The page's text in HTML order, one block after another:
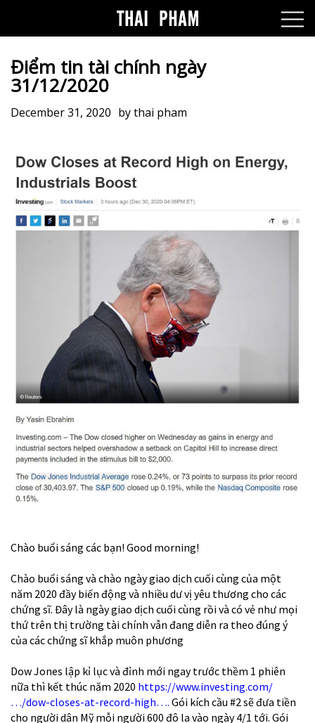
Điểm tin tài chính ngày
31/12/2020
December 31, 2020 bythai pham
Chào buổi sáng các bạn! Good morning!
Chào buổi sáng và chào ngày giao dịch cuối cùng của một
năm 2020 đầy biến động và nhiều dư vị yêu thương cho các
chứng sĩ. Đây là ngày giao dịch cuối cùng rồi và có vẻ như mọi
thứ trên thị trường tài chính vẫn đang diễn ra theo đúng ý
của các chứng sĩ khắp muôn phương
Dow Jones lập kỉ lục và đỉnh mới ngay trước thềm 1 phiên
nữa thì kết thúc năm 2020 https://www.investing.com/
…/dow-closes-at-record-high…. Gói kích cầu #2 sẽ đưa tiền
cho người dân Mỹ mỗi người 600 đô la vào ngày 4/1 tới. Gói